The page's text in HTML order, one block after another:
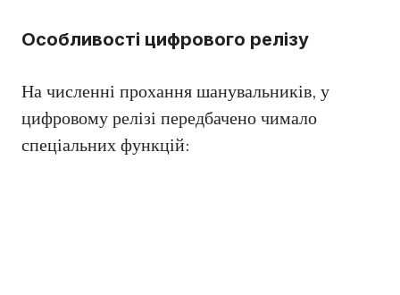
Особливості цифрового релізу
На численні прохання шанувальників, у
цифровому релізі передбачено чимало
спеціальних функцій: